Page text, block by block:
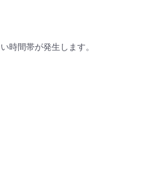
時間帯が発生します。